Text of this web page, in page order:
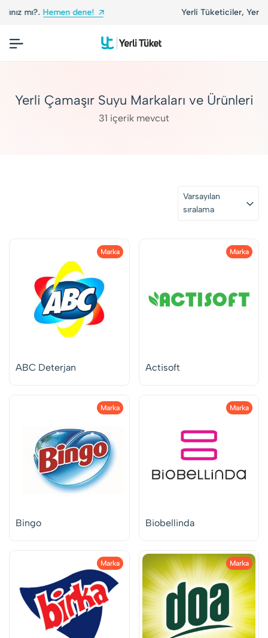
Yerli Tüketiciler, Yerli Markalarla Buluşuyor!
Yerli Çamaşır Suyu Markaları ve Ürünleri
31 içerik mevcut
Varsayılan
sıralama
Marka
ABC Deterjan
Marka
Actisoft
Marka
Bingo
Marka
Biobellinda
Marka Marka